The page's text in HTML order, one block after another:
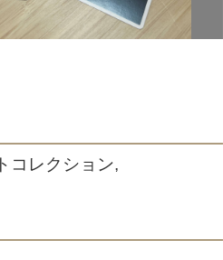
コレクション,